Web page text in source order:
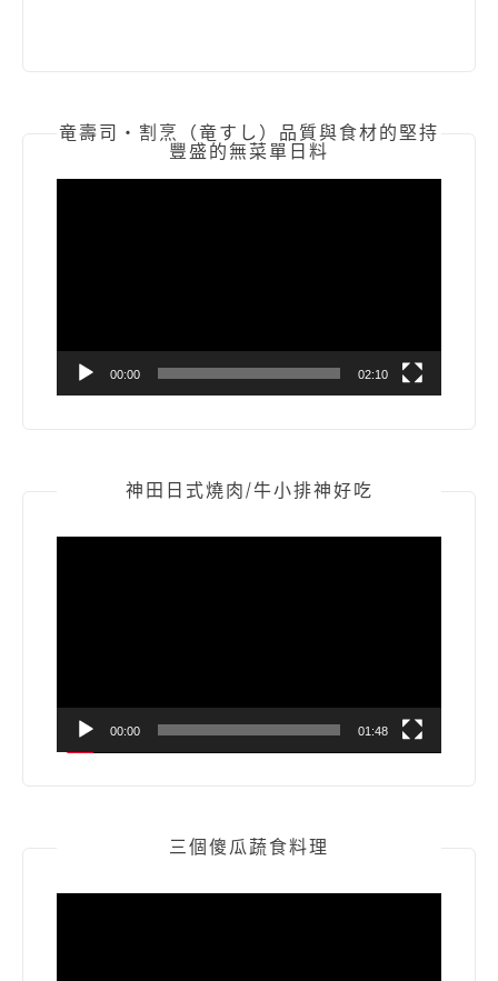
竜壽司‧割烹（竜すし）品質與食材的堅持
豐盛的無菜單日料
00:00 02:10
神田日式燒肉/牛小排神好吃
00:00 01:48
三個傻瓜蔬食料理